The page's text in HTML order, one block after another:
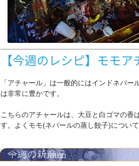
【今週のレシピ】モモア
「アチャール」は一般的にはインドネパ
は非常に豊かです。
こちらのアチャールは、大豆と白ゴマの
す。よくモモ(ネパールの蒸し餃子)につい